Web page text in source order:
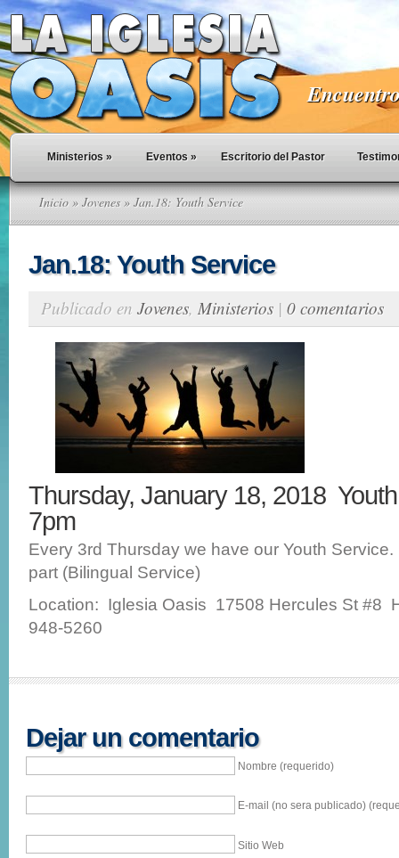
Ministerios » Eventos » Escritorio del Pastor
Inicio » Jovenes» Jan.18: Youth Service
Jan.18: Youth Service
Publicado en Jovenes, Ministerios | 0 comentarios
Thursday, January 18, 2018
7pm
Every 3rd Thursday we have our Youth
part (Bilingual Service)
Location: Iglesia Oasis 17508 Hercules St #8
948-5260
Dejar un comentario
Nombre (requerido)
E-mail (no sera publicado)
Sitio Web